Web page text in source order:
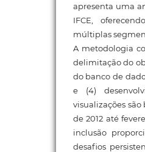
apresenta uma
IFCE,
múltiplas
A metodologia
delimitação do
do banco de
e (4)
visualizações
de 2012 até
inclusão
desafios